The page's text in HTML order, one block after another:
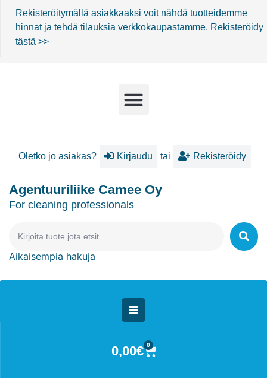
Rekisteröitymällä asiakkaaksi voit nähdä tuotteidemme
hinnat ja tehdä tilauksia verkkokaupastamme. Rekisteröidy
tästä >>
Oletko jo asiakas? Kirjaudu tai Rekisteröidy
Agentuuriliike Camee Oy
For cleaning professionals
Aikaisempia hakuja
0,00€ 0